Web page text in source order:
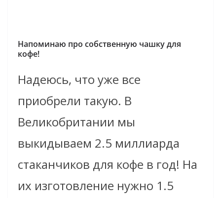
Напоминаю про собственную чашку для
кофе!
Надеюсь, что уже все
приобрели такую. В
Великобритании мы
выкидываем 2.5 миллиарда
стаканчиков для кофе в год! На
их изготовление нужно 1.5